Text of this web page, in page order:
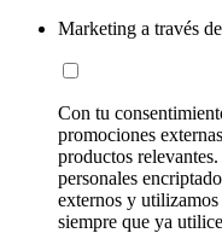
Marketing a través
Con tu
promociones
productos
personales
externos y
siempre que ya